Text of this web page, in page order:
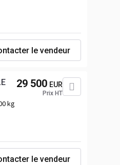
le vendeur
kg
29 500 EUR
Prix HT
le vendeur